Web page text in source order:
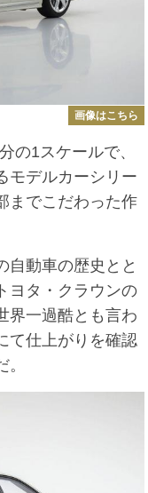
画像はこちら
の1スケールで、
モデルカーシリー
までこだわった作
動車の歴史とと
ヨタ・クラウンの
界一過酷とも言わ
て仕上がりを確認